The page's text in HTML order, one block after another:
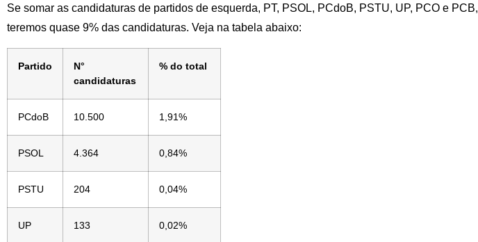
Se somar as candidaturas de partidos de esquerda, PT, PSOL, PCdoB, PSTU, UP, PCO e PCB,
teremos quase 9% das candidaturas. Veja na tabela abaixo:
Partido
N°
candidaturas
% do total
PCdoB 10.500 1,91%
PSOL 4.364 0,84%
PSTU 204 0,04%
UP 133 0,02%